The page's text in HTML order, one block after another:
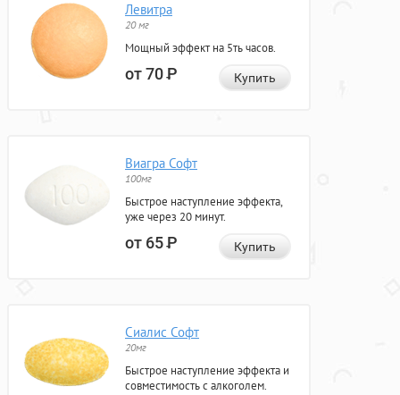
Левитра
20 мг
Мощный эффект на 5ть часов.
от 70Р Купить
Виагра Софт
100мг
Быстрое наступление эффекта,
уже через 20 минут.
от 65Р Купить
Сиалис Софт
20мг
Быстрое наступление эффекта и
совместимость с алкоголем.